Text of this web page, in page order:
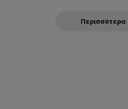
Περισσότερα